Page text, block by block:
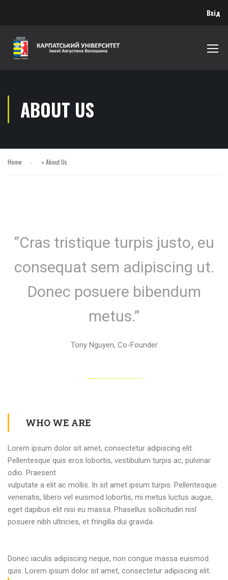
Вхід
ABOUT US
Home »About Us
“Cras tristique turpis justo, eu
consequat sem adipiscing ut.
Donec posuere bibendum
metus.”
Tony Nguyen, Co-Founder
WHO WE ARE
Lorem ipsum dolor sit amet, consectetur adipiscing elit.
Pellentesque quis eros lobortis, vestibulum turpis ac, pulvinar
odio. Praesent
vulputate a elit ac mollis. In sit amet ipsum turpis. Pellentesque
venenatis, libero vel euismod lobortis, mi metus luctus augue,
eget dapibus elit nisi eu massa. Phasellus sollicitudin nisl
posuere nibh ultricies, et fringilla dui gravida.
Donec iaculis adipiscing neque, non congue massa euismod
quis. Lorem ipsum dolor sit amet, consectetur adipiscing elit.